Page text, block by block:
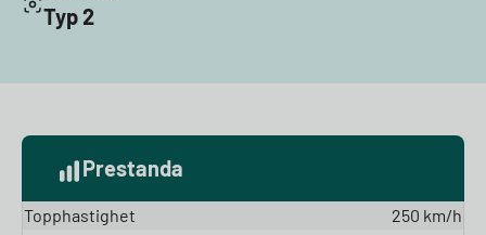
Typ 2
Prestanda
Topphastighet
250 km/h